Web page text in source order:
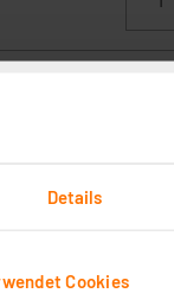
Details
Cookies
/ CO2-